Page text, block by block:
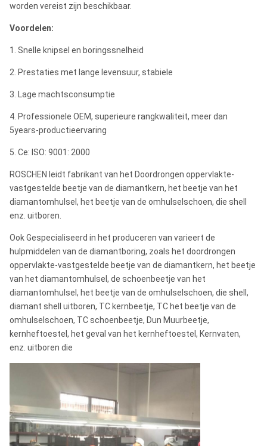
worden vereist zijn beschikbaar.
Voordelen:
1. Snelle knipsel en boringssnelheid
2. Prestaties met lange levensuur, stabiele
3. Lage machtsconsumptie
4. Professionele OEM, superieure rangkwaliteit, meer dan
5years-productieervaring
5. Ce: ISO: 9001: 2000
ROSCHEN leidt fabrikant van het Doordrongen oppervlakte-
vastgestelde beetje van de diamantkern, het beetje van het
diamantomhulsel, het beetje van de omhulselschoen, die shell
enz. uitboren.
Ook Gespecialiseerd in het produceren van varieert de
hulpmiddelen van de diamantboring, zoals het doordrongen
oppervlakte-vastgestelde beetje van de diamantkern, het beetje
van het diamantomhulsel, de schoenbeetje van het
diamantomhulsel, het beetje van de omhulselschoen, die shell,
diamant shell uitboren, TC kernbeetje, TC het beetje van de
omhulselschoen, TC schoenbeetje, Dun Muurbeetje,
kernheftoestel, het geval van het kernheftoestel, Kernvaten,
enz. uitboren die